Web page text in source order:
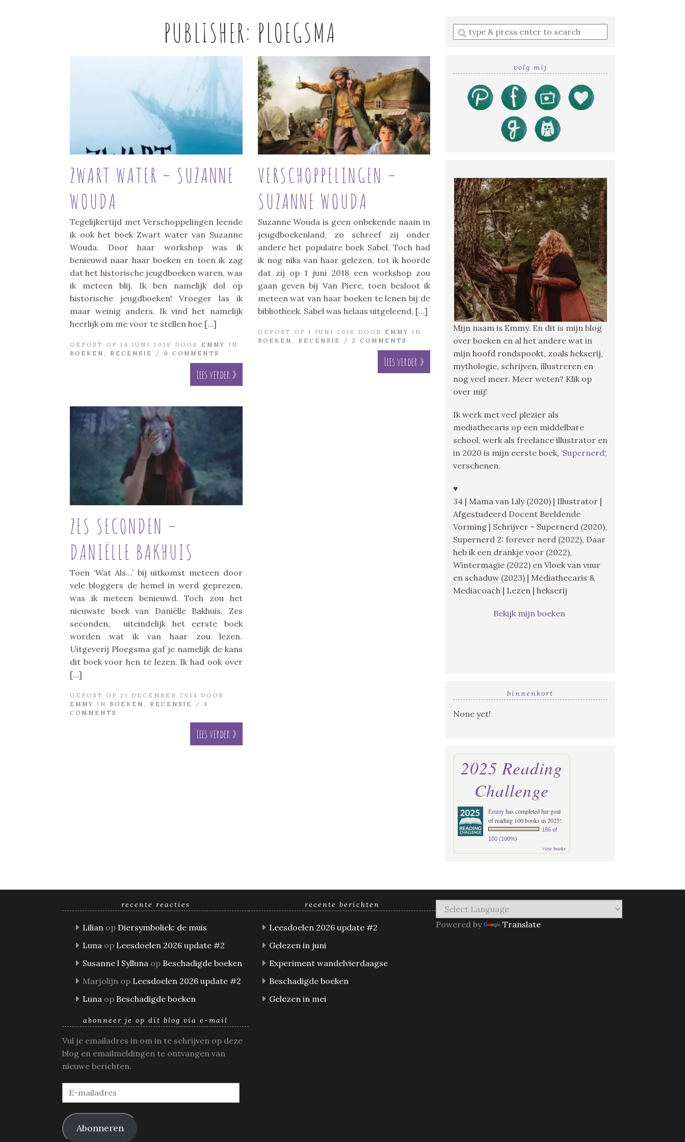
PUBLISHER: PLOEGSMA
ZWART WATER – SUZANNE
WOUDA
Tegelijkertijd met Verschoppelingen leende
ik ook het boek Zwart water van Suzanne
Wouda. Door haar workshop was ik
benieuwd naar haar boeken en toen ik zag
dat het historische jeugdboeken waren, was
ik meteen blij. Ik ben namelijk dol op
historische jeugdboeken! Vroeger las ik
maar weinig anders. Ik vind het namelijk
heerlijk om me voor te stellen hoe […]
GEPOST OP 14 JUNI 2018 DOOR EMMY
IN
BOEKEN , RECENSIE / 0 COMMENTS
Lees verder »
VERSCHOPPELINGEN –
SUZANNE WOUDA
Suzanne Wouda is geen onbekende naam in
jeugdboekenland, zo schreef zij onder
andere het populaire boek Sabel. Toch had
ik nog niks van haar gelezen, tot ik hoorde
dat zij op 1 juni 2018 een workshop zou
gaan geven bij Van Piere, toen besloot ik
meteen wat van haar boeken te lenen bij de
bibliotheek. Sabel was helaas uitgeleend, […]
GEPOST OP 1 JUNI 2018 DOOR EMMY
IN
BOEKEN , RECENSIE / 2 COMMENTS
Lees verder »
ZES SECONDEN –
DANIËLLE BAKHUIS
Toen ‘Wat Als…’ bij uitkomst meteen door
vele bloggers de hemel in werd geprezen,
was ik meteen benieuwd. Toch zou het
nieuwste boek van Daniëlle Bakhuis, Zes
seconden, uiteindelijk het eerste boek
worden wat ik van haar zou lezen.
Uitgeverij Ploegsma gaf je namelijk de kans
dit boek voor hen te lezen. Ik had ook over
[…]
GEPOST OP 21 DECEMBER 2014 DOOR
EMMY
IN BOEKEN , RECENSIE / 3
COMMENTS
Lees verder »
Enter
a
volg mij
Mijn naam is Emmy. En dit is mijn blog
over boeken en al het andere wat in
mijn hoofd rondspookt, zoals hekserij,
mythologie, schrijven, illustreren en
nog veel meer. Meer weten? Klik op
over mij!
Ik werk met veel plezier als
mediathecaris op een middelbare
school, werk als freelance illustrator en
in 2020 is mijn eerste boek, ‘Supernerd‘,
verschenen.
♥
34 | Mama van Lily (2020) | Illustrator |
Afgestudeerd Docent Beeldende
Vorming | Schrijver – Supernerd (2020),
Supernerd 2: forever nerd (2022), Daar
heb ik een drankje voor (2022),
Wintermagie (2022) en Vloek van vuur
en schaduw (2023) | Mediathecaris &
Mediacoach | Lezen | hekserij
Bekijk mijn boeken
binnenkort
None yet!
2025 Reading
Challenge
Emmyhas completed her goal
of reading 100 books in 2025!
185 of
100 (100%)
view books
recente reacties
Lilian op Diersymboliek: de muis
Luna op Leesdoelen 2026 update #2
Susanne l Sylluna op Beschadigde boeken
Marjolijn op Leesdoelen 2026 update #2
Luna op Beschadigde boeken
recente berichten
Leesdoelen 2026 update #2
Gelezen in juni
Experiment wandelvierdaagse
Beschadigde boeken
Gelezen in mei
Powered by Translate
abonneer je op dit blog via e-mail
Vul je emailadres in om in te schrijven op deze
blog en emailmeldingen te ontvangen van
nieuwe berichten.
E-
mailadres
Abonneren